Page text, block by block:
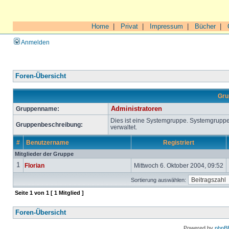
Home Privat Impressum Bücher|
Anmelden
Foren-Übersicht
Gruppenname:
Administratoren
Gruppenbeschreibung:
Dies ist eine Systemgruppe.
verwaltet.
# Benutzername Registriert
Mitglieder der Gruppe
1 Florian Mittwoch 6. Oktober 2004, 09:52
Sortierung auswählen:
Seite 1 von 1 [ 1 Mitglied ]
Foren-Übersicht